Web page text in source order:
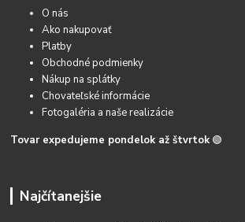
O nás
Ako nakupovať
Platby
Obchodné podmienky
Nákup na splátky
Chovateľské informácie
Fotogaléria a naše realizácie
Tovar expedujeme pondelok až štvrtok 🟢
Najčítanejšie